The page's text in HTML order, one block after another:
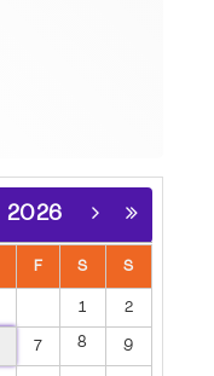
2026
F S S
1 2
7 8 9